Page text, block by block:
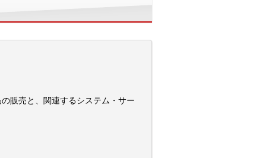
販売と、関連するシステム・サー